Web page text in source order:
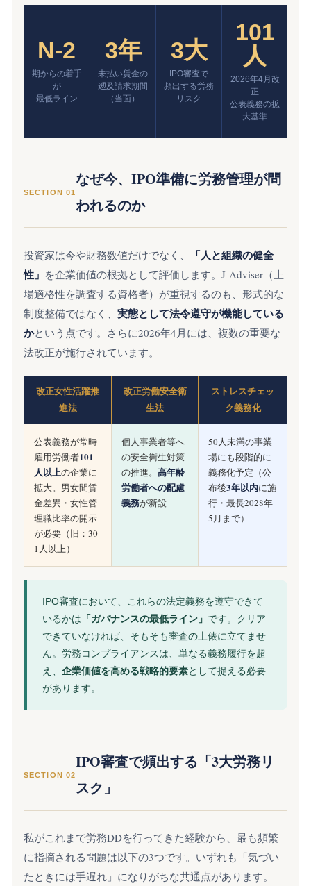
N-2
期からの着手
が
最低ライン
3年
未払い賃金の
遡及請求期間
（当面）
3大
IPO審査で
頻出する労務
リスク
101
人
2026年4月改
正
公表義務の拡
大基準
SECTION 01
なぜ今、IPO準備に労務管理が問
われるのか
投資家は今や財務数値だけでなく、
「人と組織の健全
性」 を企業価値の根拠として評価します。J-Adviser（上
場適格性を調査する資格者）が重視するのも、形式的な
制度整備ではなく、 実態として法令遵守が機能している
かという点です。さらに2026年4月には、複数の重要な
法改正が施行されています。
改正女性活躍推
進法
改正労働安全衛
生法
ストレスチェッ
ク義務化
公表義務が常時
雇用労働者101
人以上の企業に
拡大。男女間賃
金差異・女性管
理職比率の開示
が必要（旧：30
1人以上）
個人事業者等へ
の安全衛生対策
の推進。 高年齢
労働者への配慮
義務が新設
50人未満の事業
場にも段階的に
義務化予定（公
布後3年以内に施
行・最長2028年
5月まで）
IPO審査において、これらの法定義務を遵守できて
いるかは 「ガバナンスの最低ライン」 です。クリア
できていなければ、そもそも審査の土俵に立てませ
ん。労務コンプライアンスは、単なる義務履行を超
え、 企業価値を高める戦略的要素として捉える必要
があります。
SECTION 02
IPO審査で頻出する「3大労務リ
スク」
私がこれまで労務DDを行ってきた経験から、最も頻繁
に指摘される問題は以下の3つです。いずれも「気づい
たときには手遅れ」になりがちな共通点があります。